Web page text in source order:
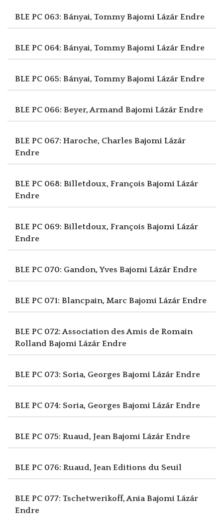
BLE PC 063: Bányai, TommyBajomi Lázár Endre
BLE PC 064: Bányai, TommyBajomi Lázár Endre
BLE PC 065: Bányai, TommyBajomi Lázár Endre
BLE PC 066: Beyer, Armand Bajomi Lázár Endre
BLE PC 067: Haroche, Charles Bajomi Lázár
Endre
BLE PC 068: Billetdoux, François Bajomi Lázár
Endre
BLE PC 069: Billetdoux, François Bajomi Lázár
Endre
BLE PC 070: Gandon, Yves Bajomi Lázár Endre
BLE PC 071: Blancpain, Marc Bajomi Lázár Endre
BLE PC 072: Association des Amis de Romain
Rolland Bajomi Lázár Endre
BLE PC 073: Soria, Georges Bajomi Lázár Endre
BLE PC 074: Soria, Georges Bajomi Lázár Endre
BLE PC 075: Ruaud, JeanBajomi Lázár Endre
BLE PC 076: Ruaud, JeanEditions du Seuil
BLE PC 077: Tschetwerikoff, AniaBajomi Lázár
Endre